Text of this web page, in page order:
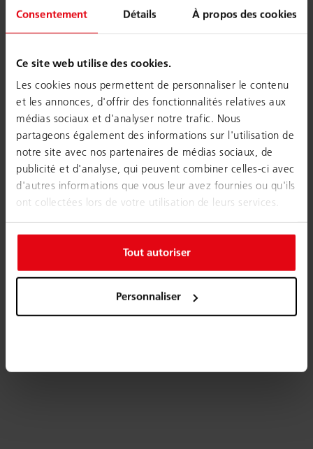
Consentement Détails À propos des cookies
Ce site web utilise des cookies.
Les cookies nous permettent de personnaliser le contenu
et les annonces, d'offrir des fonctionnalités relatives aux
médias sociaux et d'analyser notre trafic. Nous
partageons également des informations sur l'utilisation de
notre site avec nos partenaires de médias sociaux, de
publicité et d'analyse, qui peuvent combiner celles-ci avec
d'autres informations que vous leur avez fournies ou qu'ils
ont collectées lors de votre utilisation de leurs services.
Tout autoriser
Personnaliser